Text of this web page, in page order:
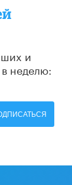
и
неделю: